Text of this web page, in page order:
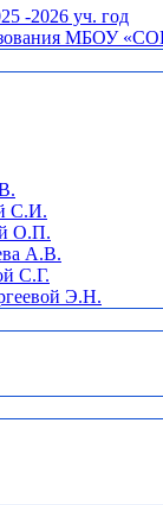
-2026 уч. год
МБОУ
С.И.
О.П.
А.В.
С.Г.
Э.Н.